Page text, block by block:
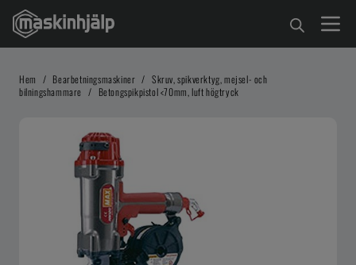
Hem / Bearbetningsmaskiner / Skruv, spikverktyg, mejsel- och
bilningshammare / Betongspikpistol <70mm, luft högtryck